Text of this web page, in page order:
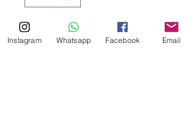
Hortensia rosada
6 rosas blancas
Instagram Whatsapp Facebook Email